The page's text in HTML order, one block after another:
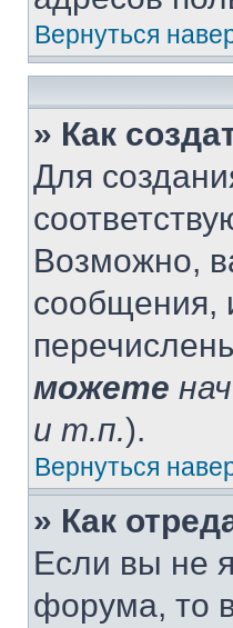
Вернуться
» Как
Для
Возможно,
сообщения,
можете
и т.п.).
Вернуться
» Как
Если вы не
форума, то